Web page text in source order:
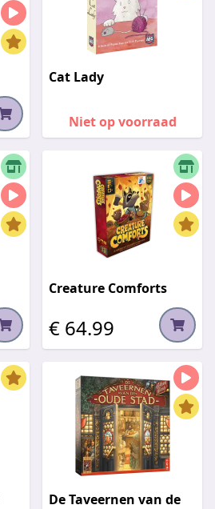
Cat Lady
Niet op voorraad
Creature Comforts
€ 64.99
De Taveernen van de